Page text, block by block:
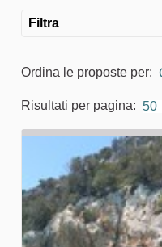
Filtra
Ordina le proposte per:
Risultati per pagina: 50